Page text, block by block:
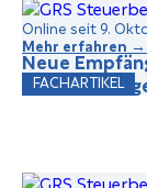
FACHARTIKEL
Online seit 9.
Neue
Mehr erfahren →